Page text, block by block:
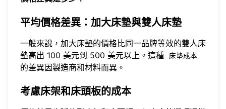
平均價格差異：加大床墊與雙人床墊
一般來說，加大床墊的價格比同一品牌等效的雙人床
墊高出 100 美元到 500 美元以上。這種
床墊成本
的差異因製造商和材料而異。
考慮床架和床頭板的成本